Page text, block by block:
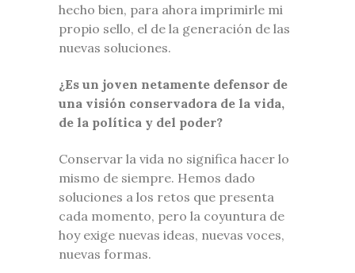
hecho bien, para ahora imprimirle mi
propio sello, el de la generación de las
nuevas soluciones.
¿Es un joven netamente defensor de
una visión conservadora de la vida,
de la política y del poder?
Conservar la vida no significa hacer lo
mismo de siempre. Hemos dado
soluciones a los retos que presenta
cada momento, pero la coyuntura de
hoy exige nuevas ideas, nuevas voces,
nuevas formas.